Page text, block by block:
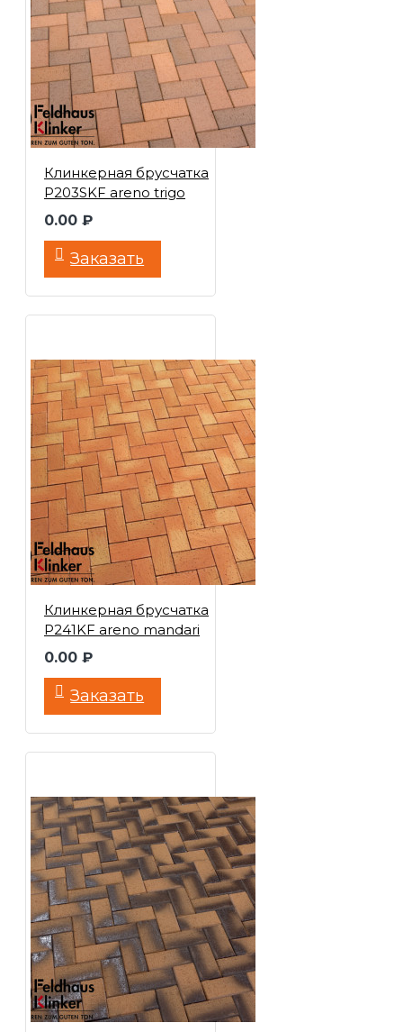
Клинкерная брусчатка
P203SKF areno trigo
0.00 ₽
Заказать
Клинкерная брусчатка
P241KF areno mandari
0.00 ₽
Заказать